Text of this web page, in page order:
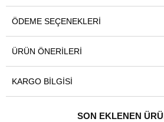
ÖDEME SEÇENEKLERI
ÜRÜN ÖNERILERI
KARGO BILGISI
SON EKLENEN